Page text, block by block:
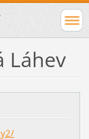
Láhev